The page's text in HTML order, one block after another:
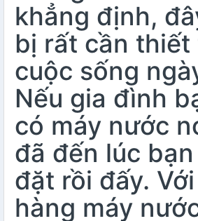
khẳng định,
bị rất cần thiết
cuộc sống
Nếu gia đình
có máy nước
đã đến lúc
đặt rồi đấy.
hàng máy